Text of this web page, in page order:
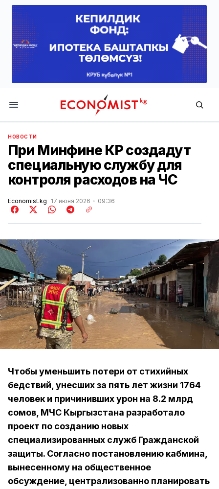
Economist.kg
НОВОСТИ
При Минфине КР создадут
специальную службу для
контроля расходов на ЧС
Economist.kg 17 июня 2026 09:36
Чтобы уменьшить потери от стихийных
бедствий, унесших за пять лет жизни 1764
человек и причинивших урон на 8.2 млрд
сомов, МЧС Кыргызстана разработало
проект по созданию новых
специализированных служб Гражданской
защиты. Согласно постановлению кабмина,
вынесенному на общественное
обсуждение, централизованно планировать